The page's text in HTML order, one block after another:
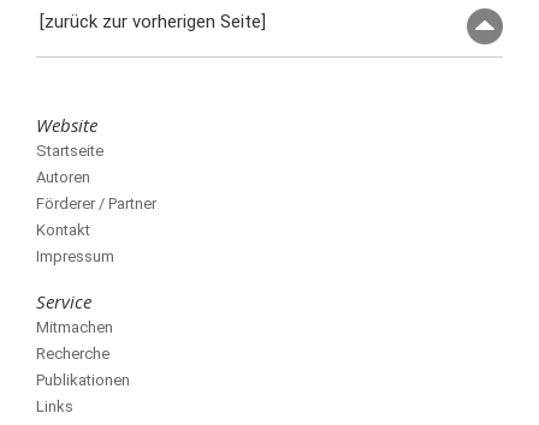
[zurück zur vorherigen Seite]
Website
Startseite
Autoren
Förderer / Partner
Kontakt
Impressum
Service
Mitmachen
Recherche
Publikationen
Links